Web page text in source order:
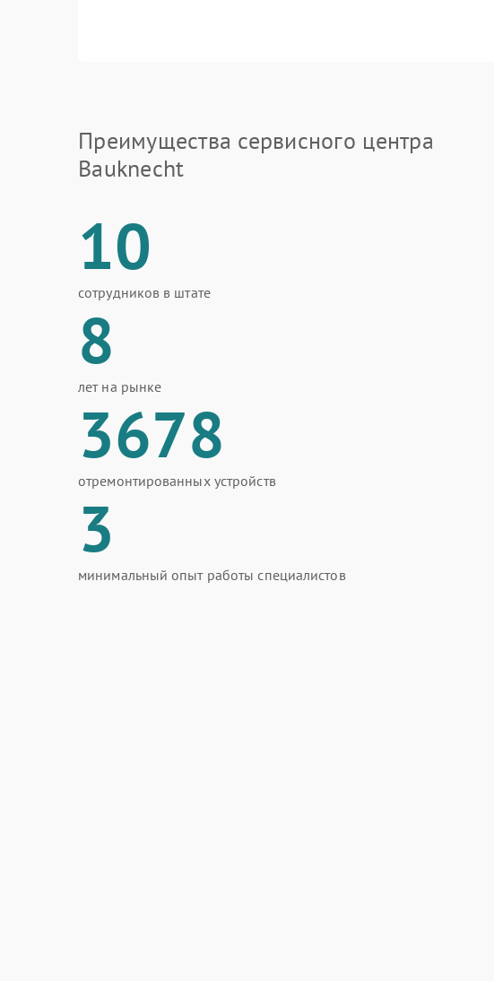
Преимущества сервисного центра
Bauknecht
10
сотрудников в штате
8
лет на рынке
3678
отремонтированных устройств
3
минимальный опыт работы специалистов